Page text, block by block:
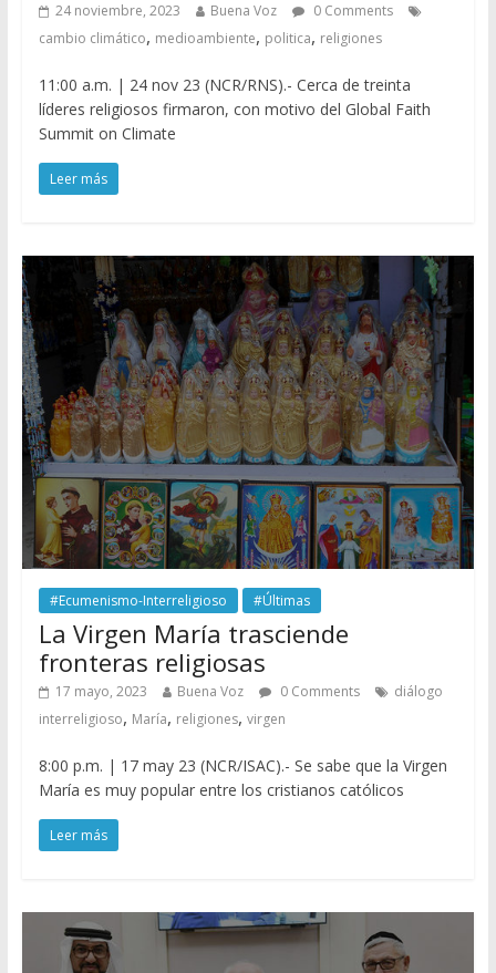
24 noviembre, 2023 Buena Voz
0 Comments
cambio climático, medioambiente, politica, religiones
11:00 a.m. | 24 nov 23 (NCR/RNS).- Cerca de treinta
líderes religiosos firmaron, con motivo del Global Faith
Summit on Climate
Leer más
#Ecumenismo-Interreligioso #Últimas
La Virgen María trasciende
fronteras religiosas
17 mayo, 2023 Buena Voz 0 Comments
diálogo
interreligioso, María, religiones, virgen
8:00 p.m. | 17 may 23 (NCR/ISAC).- Se sabe que la Virgen
María es muy popular entre los cristianos católicos
Leer más